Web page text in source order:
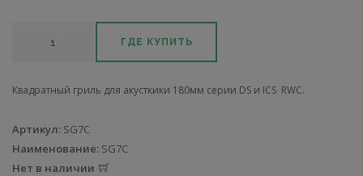
ГДЕ КУПИТЬ
Квадратный гриль для акусткики 180мм серии DS и ICS RWC.
Артикул: SG7C
Наименование: SG7C
Нет в наличии